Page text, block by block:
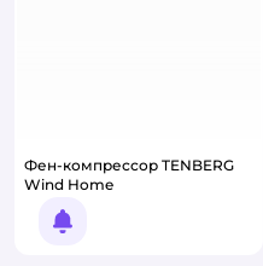
Фен-компрессор TENBERG
Wind Home
Уведомить о появлении